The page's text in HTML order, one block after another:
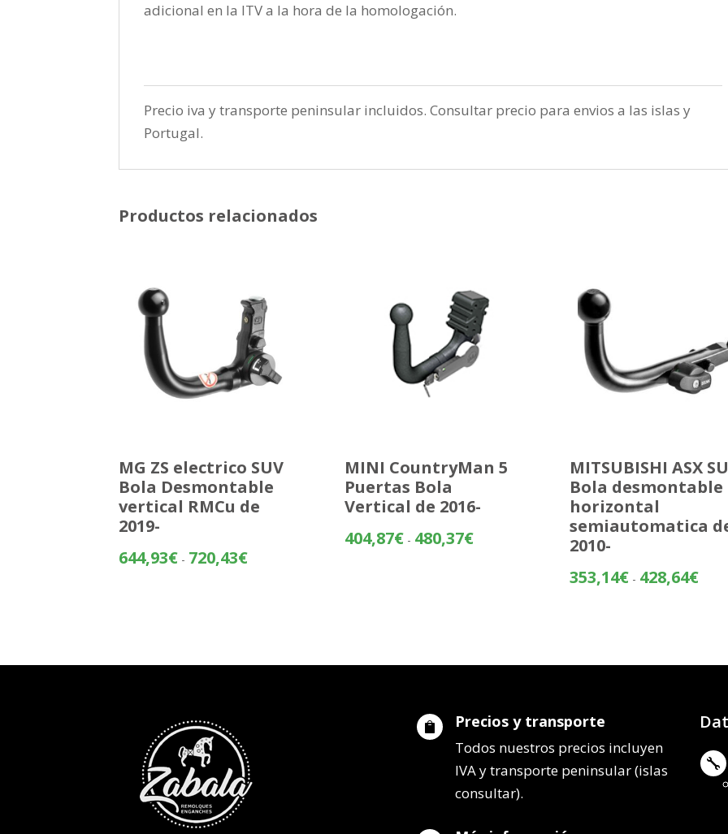
adicional en la ITV a la hora de la homologación.
Precio iva y transporte peninsular incluidos. Consultar precio para envios a las islas y
Portugal.
Productos relacionados
MG ZS electrico SUV
Bola Desmontable
vertical RMCu de
2019-
644,93€ - 720,43€Rango
720,43€
MINI CountryMan 5
Puertas Bola
Vertical de 2016-
404,87€ - 480,37€Rango
MITSUBISHI ASX
Bola desmontable
horizontal
semiautomatica
2010-
353,14€ - 428,64€
hasta
 Precios y transporte
Todos nuestros precios incluyen
IVA y transporte peninsular (islas
consultar).
